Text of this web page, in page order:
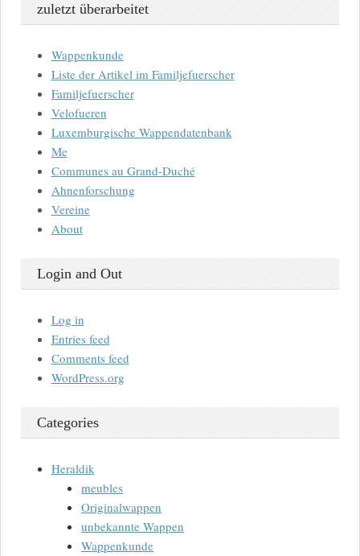
zuletzt überarbeitet
Wappenkunde
Liste der Artikel im Familjefuerscher
Familjefuerscher
Velofueren
Luxemburgische Wappendatenbank
Me
Communes au Grand-Duché
Ahnenforschung
Vereine
About
Login and Out
Log in
Entries feed
Comments feed
WordPress.org
Categories
Heraldik
meubles
Originalwappen
unbekannte Wappen
Wappenkunde